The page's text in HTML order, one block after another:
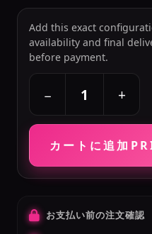
Add this exact
availability and final
before payment.
− +
カートに追加
お支払い前の注文確認